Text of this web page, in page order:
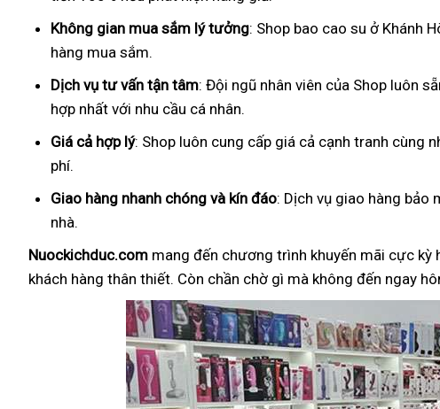
Không gian mua sắm lý tưởng: Shop bao cao su ở Khánh
hàng mua sắm.
Dịch vụ tư vấn tận tâm: Đội ngũ nhân viên của Shop luôn
hợp nhất với nhu cầu cá nhân.
Giá cả hợp lý: Shop luôn cung cấp giá cả cạnh tranh cùng
phí.
Giao hàng nhanh chóng và kín đáo: Dịch vụ giao hàng bảo
nhà.
Nuockichduc.com mang đến chương trình khuyến mãi cực kỳ
khách hàng thân thiết. Còn chần chờ gì mà không đến ngay